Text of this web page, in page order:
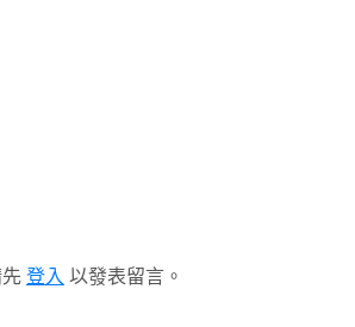
登入 以發表留言。